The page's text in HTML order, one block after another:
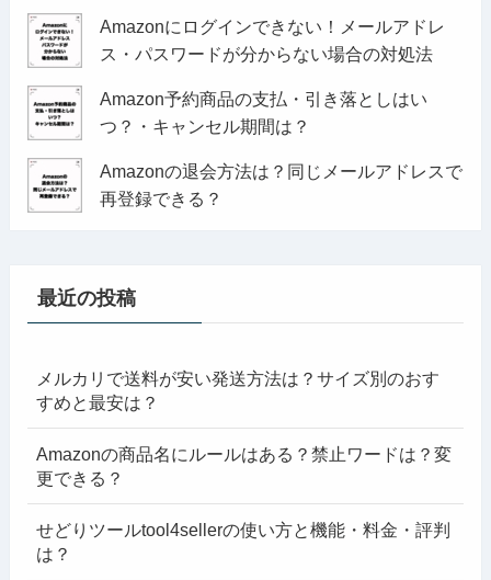
Amazonにログインできない！メールアドレ
ス・パスワードが分からない場合の対処法
Amazon予約商品の支払・引き落としはい
つ？・キャンセル期間は？
Amazonの退会方法は？同じメールアドレスで
再登録できる？
最近の投稿
メルカリで送料が安い発送方法は？サイズ別のおす
すめと最安は？
Amazonの商品名にルールはある？禁止ワードは？変
更できる？
せどりツールtool4sellerの使い方と機能・料金・評判
は？